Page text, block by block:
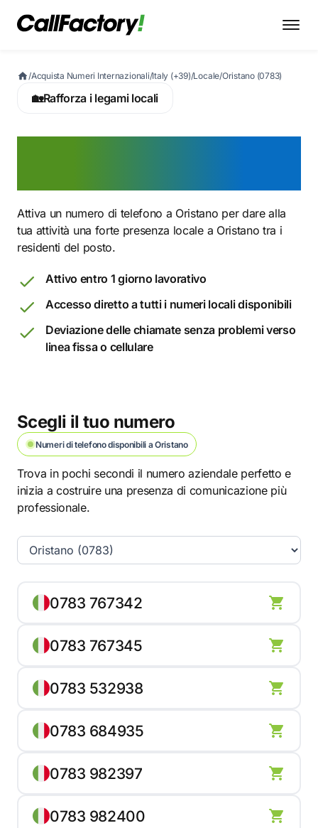
/Acquista Numeri Internazionali/Italy (+39)/Locale/Oristano (0783)
🏡Rafforza i legami locali
Attiva un numero di telefono a Oristano per dare alla
tua attività una forte presenza locale a Oristano tra i
residenti del posto.
Attivo entro 1 giorno lavorativo
Accesso diretto a tutti i numeri locali disponibili
Deviazione delle chiamate senza problemi verso
linea fissa o cellulare
Scegli il tuo numero
Numeri di telefono disponibili a Oristano
Trova in pochi secondi il numero aziendale perfetto e
inizia a costruire una presenza di comunicazione più
professionale.
0783 767342
0783 767345
0783 532938
0783 684935
0783 982397
0783 982400